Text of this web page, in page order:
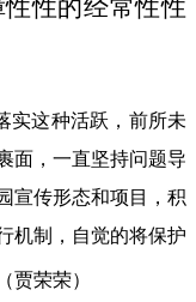
性的经常性性
实这种活跃，前所未
面，一直坚持问题导
宣传形态和项目，积
机制，自觉的将保护
贾荣荣）